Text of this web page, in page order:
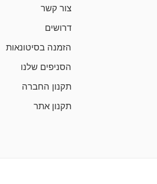
צור קשר
דרושים
הזמנה בסיטונאות
הסניפים שלנו
תקנון החברה
תקנון אתר